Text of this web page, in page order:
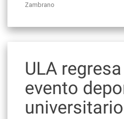
Zambrano
ULA
evento